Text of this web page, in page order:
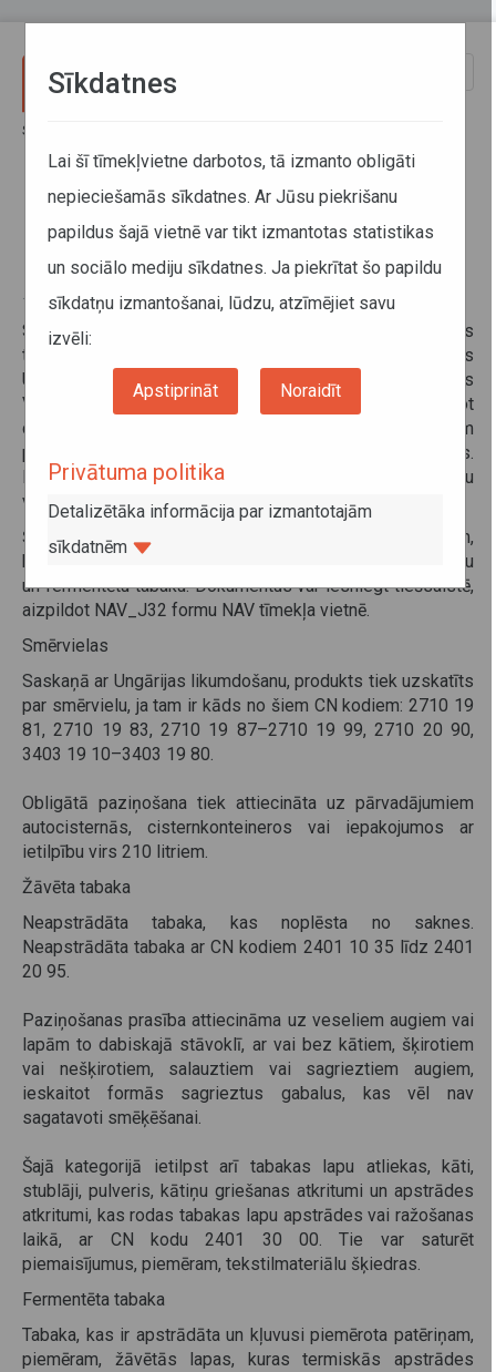
Sākums
Prasības atsevišķu akcīzes preču
pārvadājumiem Ungārijā
12. augusts 2025
Sākot ar 2025. gada 20. jūliju veicot smērvielu, žāvētas
tabakas vai fermentētas tabakas tranzīta pārvadājumus
Ungārijā, ir obligāti jāiesniedz paziņojums Ungārijas
Valsts nodokļu un muitas pārvaldei (NAV), aizpildot
dokumentu NAV_J32. Šī prasība attiecas uz visiem
pārvadātājiem, neatkarīgi no izcelsmes valsts.
Paziņojums jāiesniedz ungāru, angļu, vācu vai franču
valodā.
Šī prasība jau iepriekš bija spēkā attiecībā uz smērvielām,
bet no 2025. gada 20. jūlija tā tiek attiecināta arī uz žāvētu
un fermentētu tabaku. Dokumentus var iesniegt tiešsaistē,
aizpildot NAV_J32 formu NAV tīmekļa vietnē.
Smērvielas
Saskaņā ar Ungārijas likumdošanu, produkts tiek uzskatīts
par smērvielu, ja tam ir kāds no šiem CN kodiem: 2710 19
81, 2710 19 83, 2710 19 87–2710 19 99, 2710 20 90,
3403 19 10–3403 19 80.
Obligātā paziņošana tiek attiecināta uz pārvadājumiem
autocisternās, cisternkonteineros vai iepakojumos ar
ietilpību virs 210 litriem.
Žāvēta tabaka
Neapstrādāta tabaka, kas noplēsta no saknes.
Neapstrādāta tabaka ar CN kodiem 2401 10 35 līdz 2401
20 95.
Paziņošanas prasība attiecināma uz veseliem augiem vai
lapām to dabiskajā stāvoklī, ar vai bez kātiem, šķirotiem
vai nešķirotiem, salauztiem vai sagrieztiem augiem,
ieskaitot formās sagrieztus gabalus, kas vēl nav
sagatavoti smēķēšanai.
Šajā kategorijā ietilpst arī tabakas lapu atliekas, kāti,
stublāji, pulveris, kātiņu griešanas atkritumi un apstrādes
atkritumi, kas rodas tabakas lapu apstrādes vai ražošanas
laikā, ar CN kodu 2401 30 00. Tie var saturēt
piemaisījumus, piemēram, tekstilmateriālu šķiedras.
Fermentēta tabaka
Tabaka, kas ir apstrādāta un kļuvusi piemērota patēriņam,
piemēram, žāvētās lapas, kuras termiskās apstrādes
Sīkdatnes
Lai šī tīmekļvietne darbotos, tā izmanto obligāti
nepieciešamās sīkdatnes. Ar Jūsu piekrišanu
papildus šajā vietnē var tikt izmantotas statistikas
un sociālo mediju sīkdatnes. Ja piekrītat šo papildu
sīkdatņu izmantošanai, lūdzu, atzīmējiet savu
izvēli:
Apstiprināt Noraidīt
Privātuma politika
Detalizētāka informācija par izmantotajām
sīkdatnēm